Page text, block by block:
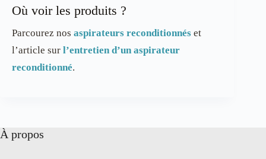
Où voir les produits ?
Parcourez nos aspirateurs reconditionnés et
l’article sur l’entretien d’un aspirateur
reconditionné.
À propos